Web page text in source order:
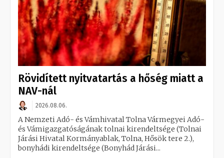
Rövidített nyitvatartás a hőség miatt a
NAV-nál
2026.08.06.
A Nemzeti Adó- és Vámhivatal Tolna Vármegyei Adó-
és Vámigazgatóságának tolnai kirendeltsége (Tolnai
Járási Hivatal Kormányablak, Tolna, Hősök tere 2.),
bonyhádi kirendeltsége (Bonyhád Járási...